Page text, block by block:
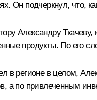
Он подчеркнул, что,
Александру
продукты. По его
в регионе в целом,
а по привлеченным